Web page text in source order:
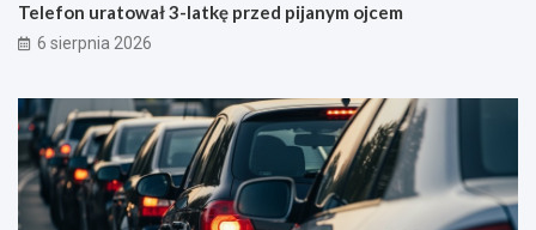
Telefon uratował 3-latkę przed pijanym ojcem
6 sierpnia 2026